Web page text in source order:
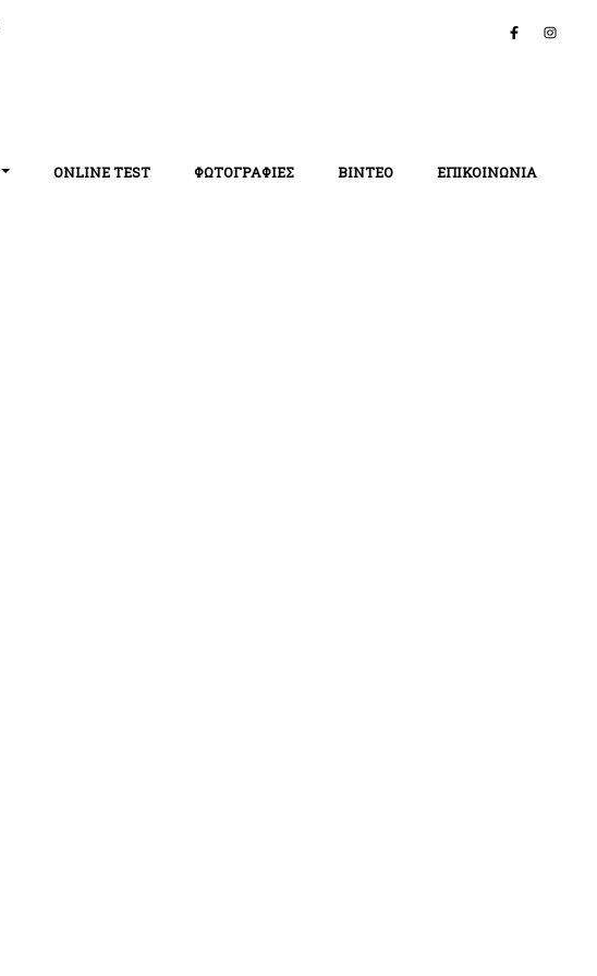
ONLINE TEST ΦΩΤΟΓΡΑΦΙΕΣ ΒΙΝΤΕΟ ΕΠΙΚΟΙΝΩΝΙΑ